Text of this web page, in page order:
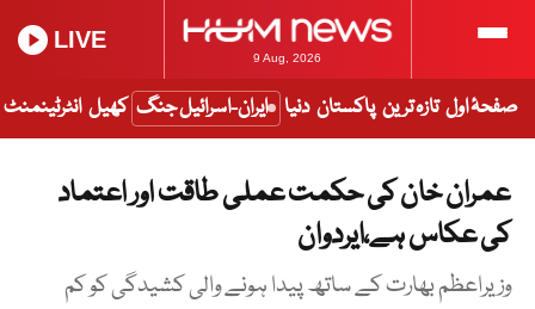
9 Aug, 2026
LIVE
صفحۂ اول تازہ ترین پاکستان دنیا ایران-اسرائیل جنگ کھیل انٹرٹینمنٹ
عمران خان کی حکمت عملی طاقت اور اعتماد
کی عکاس ہے،ایردوان
وزیراعظم بھارت کے ساتھ پیدا ہونے والی کشیدگی کو کم